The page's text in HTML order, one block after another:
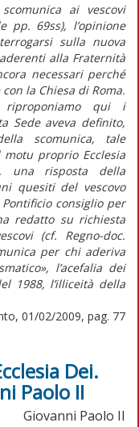
ai vescovi
pp. 69ss), l’opinione
sulla nuova
alla Fraternità
necessari perché
la Chiesa di Roma.
riproponiamo qui i
Sede aveva definito,
scomunica, tale
proprio Ecclesia
una risposta della
quesiti del vescovo
consiglio per
redatto su richiesta
(cf. Regno-doc.
per chi aderiva
l’acefalia dei
1988, l’illiceità della
01/02/2009, pag. 77
Dei.
Paolo II
Giovanni Paolo II